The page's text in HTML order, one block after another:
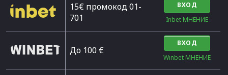
15€ промокод 01-
701
ВХОД
Inbet МНЕНИЕ
До 100 €
ВХОД
Winbet МНЕНИЕ